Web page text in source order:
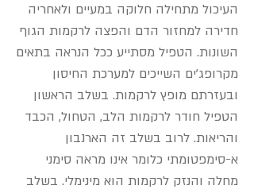
העיכול מתחילה חלוקה במעיים ולאחריה
חדירה למחזור הדם והפצה לרקמות הגוף
השונות. הטפיל מסתייע ככל הנראה בתאים
מקרופג'ים השייכים למערכת החיסון
ובעזרתם מופץ לרקמות. בשלב הראשון
הטפיל חודר לרקמות הלב, הטחול, הכבד
והריאות. לרוב בשלב זה הארנבון
א-סימפטומתי כלומר אינו מראה סימני
מחלה והנזק לרקמות הוא מינימלי. בשלב